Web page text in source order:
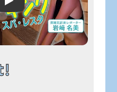
Play: Keynote (Google I/O '18)